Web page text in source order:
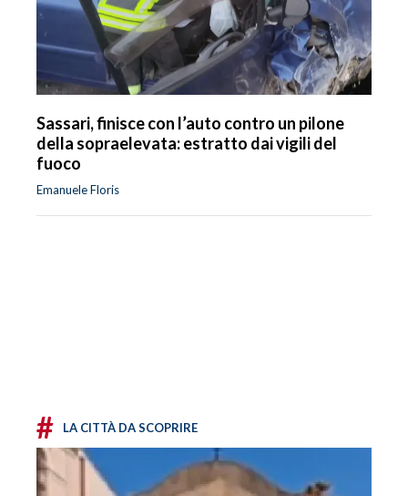
Sassari, finisce con l’auto contro un pilone
della sopraelevata: estratto dai vigili del
fuoco
Emanuele Floris
# LA CITTÀ DA SCOPRIRE